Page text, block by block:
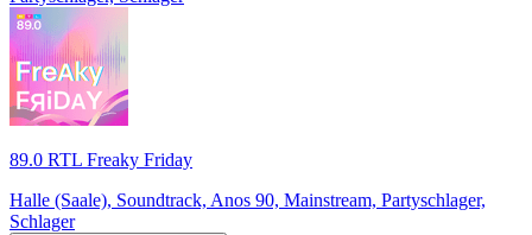
89.0 RTL Freaky Friday
Halle (Saale), Soundtrack, Anos 90, Mainstream, Partyschlager,
Schlager